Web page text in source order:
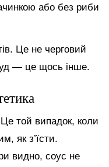
або без риби
Це не черговий
— це щось інше.
той випадок, коли
як з’їсти.
видно, соус не